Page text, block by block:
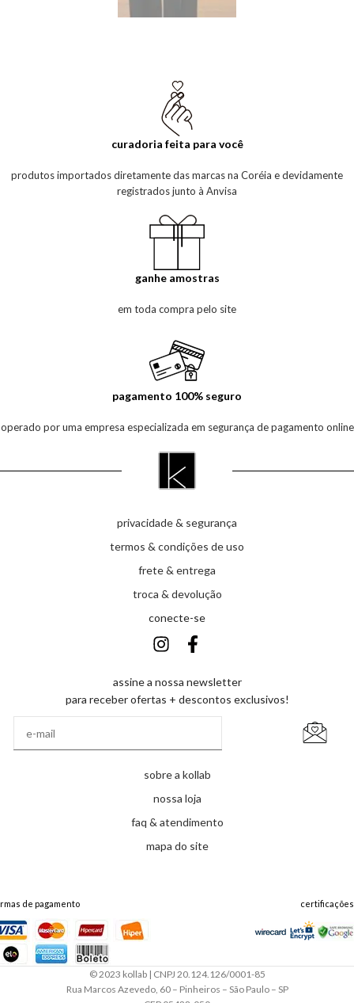
curadoria feita para você
produtos importados diretamente das marcas na Coréia e devidamente
registrados junto à Anvisa
ganhe amostras
em toda compra pelo site
pagamento 100% seguro
operado por uma empresa especializada em segurança de pagamento online
privacidade & segurança
termos & condições de uso
frete & entrega
troca & devolução
conecte-se
assine a nossa newsletter
para receber ofertas + descontos exclusivos!
sobre a kollab
nossa loja
faq & atendimento
mapa do site
de pagamento certificações
© 2023 kollab | CNPJ 20.124.126/0001-85
Rua Marcos Azevedo, 60 – Pinheiros – São Paulo – SP